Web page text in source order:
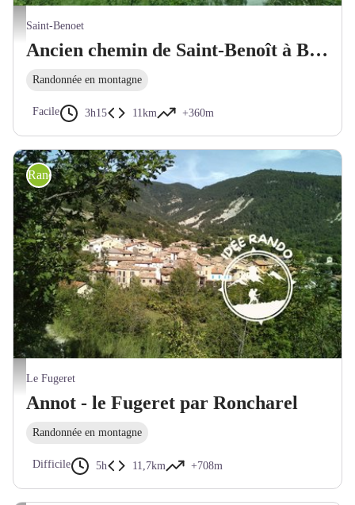
Verdon-Tourisme
Saint-Benoet
Ancien chemin de Saint-Benoît à Braux
Randonnée en montagne
Facile 3h15 11km +360m
Verdon-Tourisme
Randonnée pédestre
Le Fugeret
Annot - le Fugeret par Roncharel
Randonnée en montagne
Difficile 5h 11,7km +708m